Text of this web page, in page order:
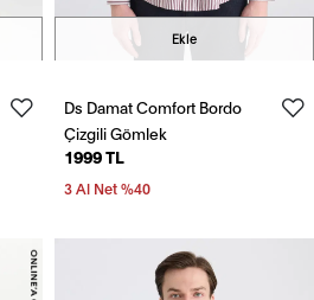
Ekle
Ds Damat Comfort Bordo
Çizgili Gömlek
1999 TL
3 Al Net %40